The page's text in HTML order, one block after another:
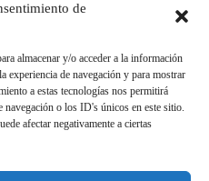
de
almacenar y/o acceder a la información
experiencia de navegación y para mostrar
a estas tecnologías nos permitirá
navegación o los ID's únicos en este sitio.
afectar negativamente a ciertas